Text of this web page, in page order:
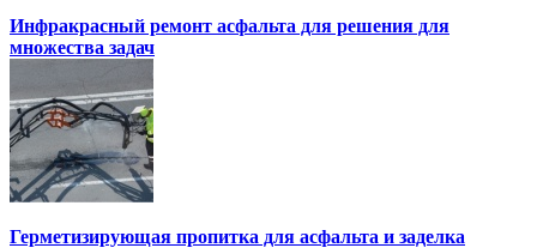
Инфракрасный ремонт асфальта для решения для
множества задач
Герметизирующая пропитка для асфальта и заделка